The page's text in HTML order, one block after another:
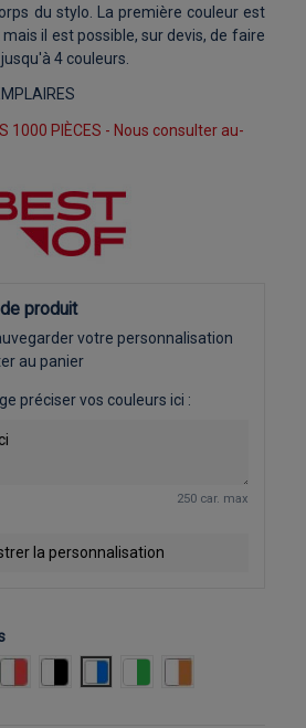
du stylo. La première couleur est
il est possible, sur devis, de faire
4 couleurs.
1000 PIÈCES - Nous consulter au-
produit
votre personnalisation
au panier
préciser vos couleurs ici :
250 car. max
la personnalisation
coloris disponibles